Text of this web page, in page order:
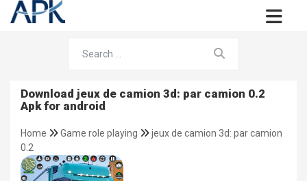
Download jeux de camion 3d: par camion 0.2
Apk for android
Home Game role playing
jeux de camion 3d: par camion
0.2